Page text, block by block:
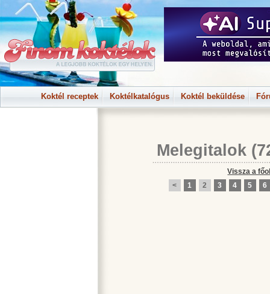
Koktél receptek Koktélkatalógus Koktél beküldése
Melegitalok
Vissza a
<
1 2 3 4 5 6